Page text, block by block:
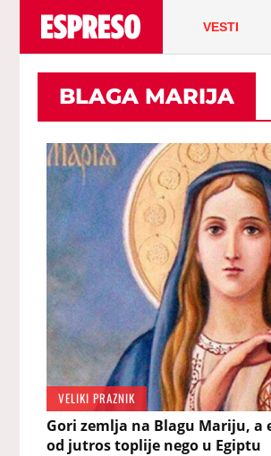
VESTI
BLAGA MARIJA
VELIKI PRAZNIK
Gori zemlja na Blagu Mariju, a
od jutros toplije nego u Egiptu